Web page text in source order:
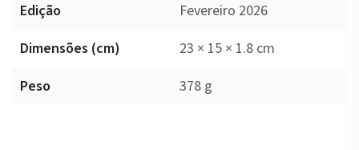
Edição
Fevereiro 2026
Dimensões (cm)
23 × 15 × 1.8 cm
Peso
378 g